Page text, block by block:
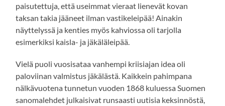
paisutettuja, että useimmat vieraat lienevät kovan
taksan takia jääneet ilman vastikeleipää! Ainakin
näyttelyssä ja kenties myös kahviossa oli tarjolla
esimerkiksi kaisla- ja jäkäläleipää.
Vielä puoli vuosisataa vanhempi kriisiajan idea oli
paloviinan valmistus jäkälästä. Kaikkein pahimpana
nälkävuotena tunnetun vuoden 1868 kuluessa Suomen
sanomalehdet julkaisivat runsaasti uutisia keksinnöstä,